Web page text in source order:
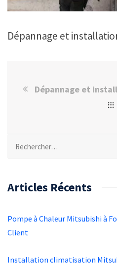
Dépannage et
Rechercher :
Articles Récents
Pompe à Chaleur Mitsubishi à
Client
Installation climatisation